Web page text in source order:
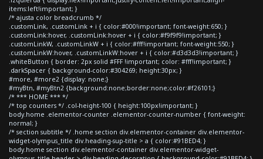
items:left!important; }
/* ajusta color breadcrumb */
.customLink, .customLink + i { color:#000!important; font-weight:650; }
.customLink:hover, .customLink:hover + i { color:#f9f9f9!important; }
.customLinkW, .customLinkW + i { color:#fff!important; font-weight:550; }
.customLinkW:hover, .customLinkW:hover + i { color:#d3d3d3!important; }
.whiteButton { border: 2px solid #FFF !important; color: #fff!important; }
.darkSpacer { background-color:#304269; height:30px; }
#more, #more2 {display: none;}
#myBtn, #myBtn2 {background:none;border:none;color:#f26101;}
/* *** HOME *** */
/* top counters */ .col-height-100 { height:100px!important; }
body.home .elementor-counter .elementor-counter-number { font-weight:
normal; }
/* section subtitle */ .home section div.elementor-container div.elementor-
widget-olympus_title div.heading-sup-title > a { color:#91BED4; }
body.home section div.elementor-container div.elementor-widget-